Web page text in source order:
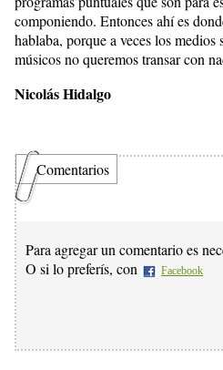
componiendo. Entonces ahí es
hablaba, porque a veces los
músicos no queremos transar con
Nicolás Hidalgo
Comentarios
Para agregar un comentario es
O si lo preferís, con Facebook